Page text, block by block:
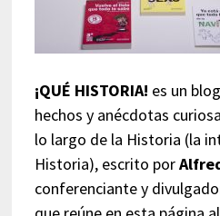
¡QUÉ HISTORIA! es un
hechos y anécdotas
lo largo de la Historia (la
Historia), escrito por
conferenciante y